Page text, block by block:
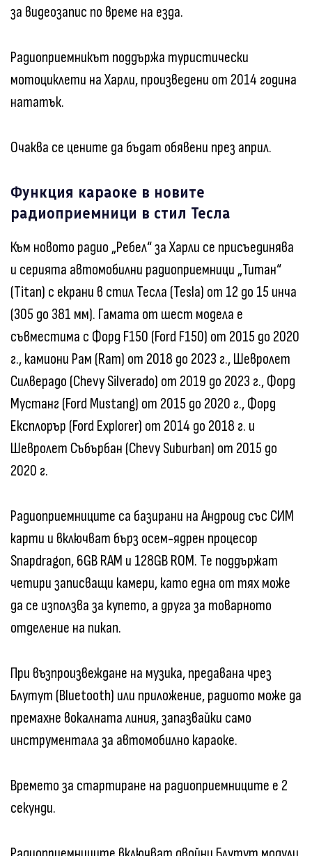
за видеозапис по време на езда.
Радиоприемникът поддържа туристически
мотоциклети на Харли, произведени от 2014 година
нататък.
Очаква се цените да бъдат обявени през април.
Функция караоке в новите
радиоприемници в стил Тесла
Към новото радио „Ребел“ за Харли се присъединява
и серията автомобилни радиоприемници „Титан“
(Titan) с екрани в стил Тесла (Tesla) от 12 до 15 инча
(305 до 381 мм). Гамата от шест модела е
съвместима с Форд F150 (Ford F150) от 2015 до 2020
г., камиони Рам (Ram) от 2018 до 2023 г., Шевролет
Силверадо (Chevy Silverado) от 2019 до 2023 г., Форд
Мустанг (Ford Mustang) от 2015 до 2020 г., Форд
Експлорър (Ford Explorer) от 2014 до 2018 г. и
Шевролет Събърбан (Chevy Suburban) от 2015 до
2020 г.
Радиоприемниците са базирани на Андроид със СИМ
карти и включват бърз осем-ядрен процесор
Snapdragon, 6GB RAM и 128GB ROM. Те поддържат
четири записващи камери, като една от тях може
да се използва за купето, а друга за товарното
отделение на пикап.
При възпроизвеждане на музика, предавана чрез
Блутут (Bluetooth) или приложение, радиото може да
премахне вокалната линия, запазвайки само
инструментала за автомобилно караоке.
Времето за стартиране на радиоприемниците е 2
секунди.